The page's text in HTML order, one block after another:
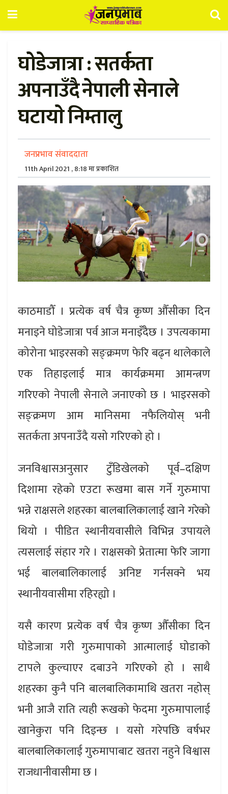
घोडेजात्रा : सतर्कता
अपनाउँदै नेपाली सेनाले
घटायाे निम्तालु
जनप्रभाव संवाददाता
11th April 2021 , 8:18 मा प्रकाशित
काठमाडौँ । प्रत्येक वर्ष चैत्र कृष्ण औँसीका दिन
मनाइने घोडेजात्रा पर्व आज मनाइँदैछ । उपत्यकामा
कोरोना भाइरसको सङ्क्रमण फेरि बढ्न थालेकाले
एक तिहाइलाई मात्र कार्यक्रममा आमन्त्रण
गरिएको नेपाली सेनाले जनाएको छ । भाइरसको
सङ्क्रमण आम मानिसमा नफैलियोस् भनी
सतर्कता अपनाउँदै यसो गरिएको हो ।
जनविश्वासअनुसार टुँडिखेलको पूर्व–दक्षिण
दिशामा रहेको एउटा रूखमा बास गर्ने गुरुमापा
भन्ने राक्षसले शहरका बालबालिकालाई खाने गरेको
थियो । पीडित स्थानीयवासीले विभिन्न उपायले
त्यसलाई संहार गरे । राक्षसको प्रेतात्मा फेरि जागा
भई बालबालिकालाई अनिष्ट गर्नसक्ने भय
स्थानीयवासीमा रहिरह्यो ।
यसै कारण प्रत्येक वर्ष चैत्र कृष्ण औँसीका दिन
घोडेजात्रा गरी गुरुमापाको आत्मालाई घोडाको
टापले कुल्चाएर दबाउने गरिएको हो । साथै
शहरका कुनै पनि बालबालिकामाथि खतरा नहोस्
भनी आजै राति त्यही रूखको फेदमा गुरुमापालाई
खानेकुरा पनि दिइन्छ । यसो गरेपछि वर्षभर
बालबालिकालाई गुरुमापाबाट खतरा नहुने विश्वास
राजधानीवासीमा छ ।